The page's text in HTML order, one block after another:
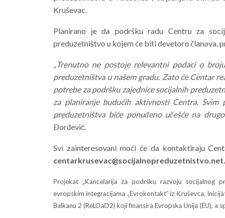
Kruševac.
Planirano je da podršku radu Centru za
preduzetništvo u kojem će biti devetoro članova,
„Trenutno ne postoje relevantni podaci o
preduzetništva u našem gradu. Zato će Centar
potrebe za podršku zajednice socijalnih
za planiranje budućih aktivnosti Centra.
preduzetništva biće ponuđeno učešće na
Đorđević.
Svi zainteresovani moći će da kontaktiraju
centarkrusevac@socijalnopreduzetnistvo.net.
Projekat „Kancelarija za podršku razvoju socijalnog
evropskim integracijama „Evrokontakt“ iz Kruševca.
Balkanu 2 (ReLOaD2) koji finansira Evropska Unija (EU),